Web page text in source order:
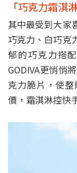
「巧克力霜淇
其中最受到大家
巧克力、白巧克
郁的巧克力搭
GODIVA更悄悄
克力脆片，使
價，霜淇淋控快